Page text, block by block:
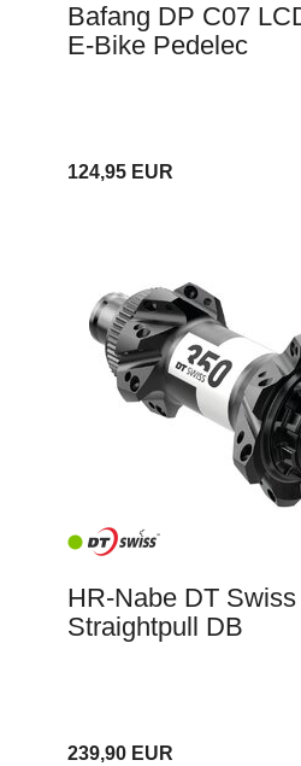
Bafang DP C07
E-Bike Pedelec
124,95 EUR
HR-Nabe DT
Straightpull DB
239,90 EUR